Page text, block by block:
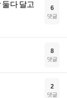
다 달고
6
댓글
8
댓글
2
댓글